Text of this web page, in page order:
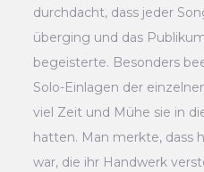
durchdacht, dass jeder
überging und das
begeisterte. Besonders
Solo-Einlagen der
viel Zeit und Mühe sie in
hatten. Man merkte, dass
war, die ihr Handwerk